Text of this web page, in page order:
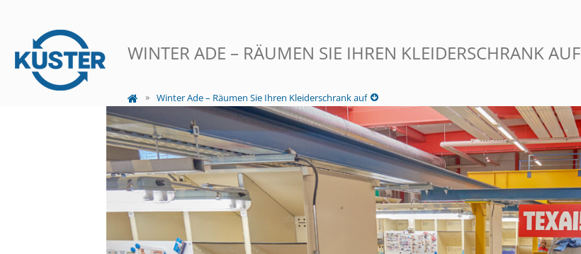
WINTER ADE – RÄUMEN SIE IHREN KLEIDERSCHRANK AUF
Winter Ade – Räumen Sie Ihren Kleiderschrank auf